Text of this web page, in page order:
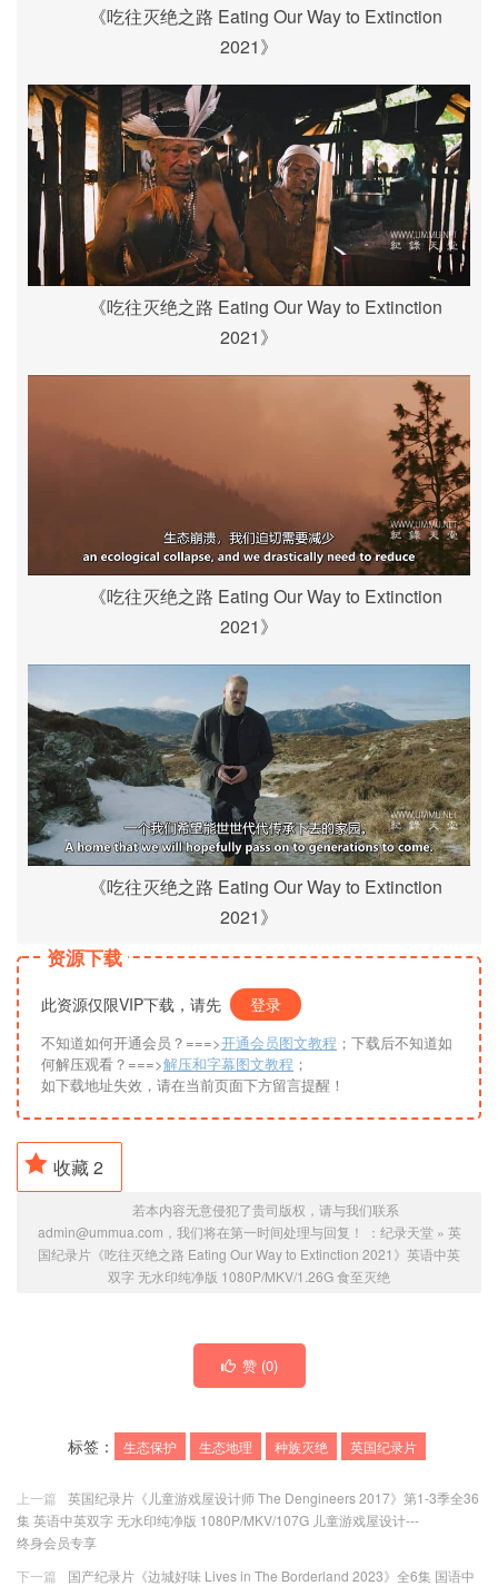
《吃往灭绝之路 Eating Our Way to Extinction
2021》
《吃往灭绝之路 Eating Our Way to Extinction
2021》
《吃往灭绝之路 Eating Our Way to Extinction
2021》
《吃往灭绝之路 Eating Our Way to Extinction
2021》
资源下载
此资源仅限VIP下载，请先 登录
不知道如何开通会员？===>开通会员图文教程 ；下载后不知道如
何解压观看？===>解压和字幕图文教程 ；
如下载地址失效，请在当前页面下方留言提醒！
收藏2
若本内容无意侵犯了贵司版权，请与我们联系
admin@ummua.com，我们将在第一时间处理与回复！ ： 纪录天堂» 英
国纪录片《吃往灭绝之路 Eating Our Way to Extinction 2021》英语中英
双字 无水印纯净版 1080P/MKV/1.26G 食至灭绝
赞 (0)
标签： 生态保护 生态地理 种族灭绝 英国纪录片
上一篇
英国纪录片《儿童游戏屋设计师 The Dengineers 2017》第1-3季全36
集 英语中英双字 无水印纯净版 1080P/MKV/107G 儿童游戏屋设计---
终身会员专享
下一篇
国产纪录片《边城好味 Lives in The Borderland 2023》全6集 国语中